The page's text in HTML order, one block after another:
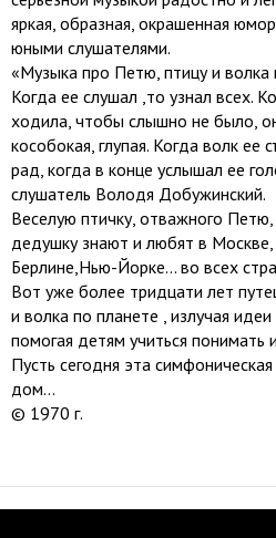
яркая, образная, окрашенная
юными слушателями.
«Музыка про Петю, птицу и волка
Когда ее слушал ,то узнал всех.
ходила, чтобы слышно не было,
кособокая, глупая. Когда волк
рад, когда в конце услышал ее
слушатель Володя Добужинский.
Веселую птичку, отважного
дедушку знают и любят в
Берлине,Нью-Йорке... во всех
Вот уже более тридцати лет
и волка по планете , излучая
помогая детям учиться понимать
Пусть сегодня эта
дом...
© 1970 г.